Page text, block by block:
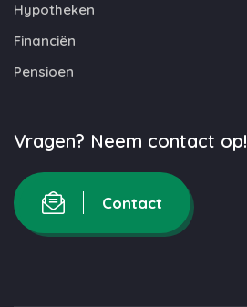
Hypotheken
Financiën
Pensioen
Vragen? Neem contact op!
Contact